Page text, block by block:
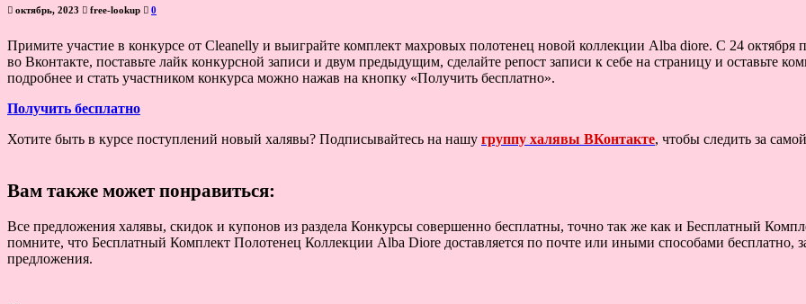
октябрь, 2023 free-lookup 0
Примите участие в конкурсе от Cleanelly и выиграйте комплект махровых полотенец новой коллекции Alba diore. С 24 октября
во Вконтакте, поставьте лайк конкурсной записи и двум предыдущим, сделайте репост записи к себе на страницу и оставьте
подробнее и стать участником конкурса можно нажав на кнопку «Получить бесплатно».
Получить бесплатно
Хотите быть в курсе поступлений новый халявы? Подписывайтесь на нашу группу халявы ВКонтакте, чтобы следить за
Вам также может понравиться:
Все предложения халявы, скидок и купонов из раздела Конкурсы совершенно бесплатны, точно так же как и Бесплатный
помните, что Бесплатный Комплект Полотенец Коллекции Alba Diore доставляется по почте или иными способами бесплатно,
предложения.